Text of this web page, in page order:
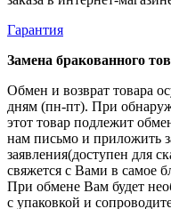
Гарантия
Замена бракованного
Обмен и возврат товара
дням (пн-пт). При
этот товар подлежит
нам письмо и приложить
заявления(доступен для
свяжется с Вами в самое
При обмене Вам будет
с упаковкой и